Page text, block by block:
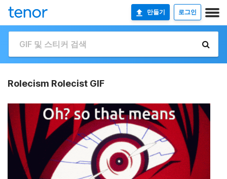
만들기 로그인
Rolecism Rolecist GIF